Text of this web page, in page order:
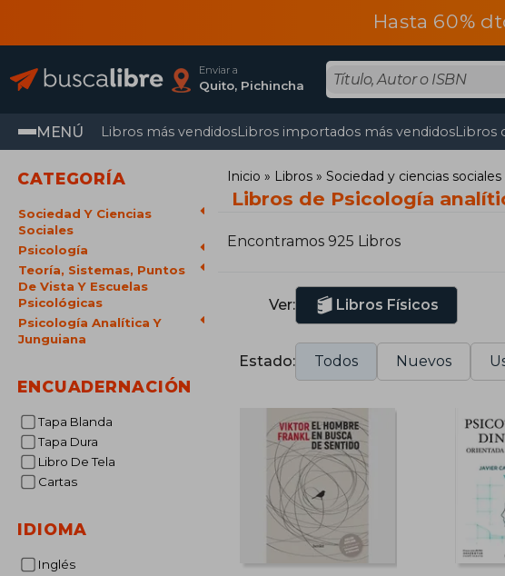
Hasta 60%
Enviar a
Quito, Pichincha
MENÚ Libros más vendidosLibros importados más vendidosLibros
CATEGORÍA
Sociedad Y Ciencias
Sociales
Psicología
Teoría, Sistemas, Puntos
De Vista Y Escuelas
Psicológicas
Psicología Analítica Y
Junguiana
ENCUADERNACIÓN
Tapa Blanda
Tapa Dura
Libro De Tela
Cartas
IDIOMA
Inglés
Inicio Libros Sociedad y ciencias sociales
Libros de Psicología
Encontramos 925 Libros
Ver: Libros Físicos
Estado: Todos Nuevos